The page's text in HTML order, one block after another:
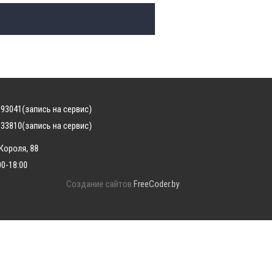
(запись на сервис)
(запись на сервис)
88
18:00
Создание сайтов FreeCoder.by